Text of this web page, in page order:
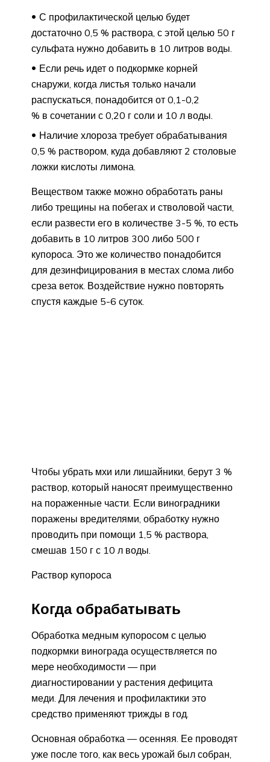
С профилактической целью будет
достаточно 0,5 % раствора, с этой целью 50 г
сульфата нужно добавить в 10 литров воды.
Если речь идет о подкормке корней
снаружи, когда листья только начали
распускаться, понадобится от 0,1-0,2
% в сочетании с 0,20 г соли и 10 л воды.
Наличие хлороза требует обрабатывания
0,5 % раствором, куда добавляют 2 столовые
ложки кислоты лимона.
Веществом также можно обработать раны
либо трещины на побегах и стволовой части,
если развести его в количестве 3-5 %, то есть
добавить в 10 литров 300 либо 500 г
купороса. Это же количество понадобится
для дезинфицирования в местах слома либо
среза веток. Воздействие нужно повторять
спустя каждые 5-6 суток.
Чтобы убрать мхи или лишайники, берут 3 %
раствор, который наносят преимущественно
на пораженные части. Если виноградники
поражены вредителями, обработку нужно
проводить при помощи 1,5 % раствора,
смешав 150 г с 10 л воды.
Раствор купороса
Когда обрабатывать
Обработка медным купоросом с целью
подкормки винограда осуществляется по
мере необходимости — при
диагностировании у растения дефицита
меди. Для лечения и профилактики это
средство применяют трижды в год.
Основная обработка — осенняя. Ее проводят
уже после того, как весь урожай был собран,